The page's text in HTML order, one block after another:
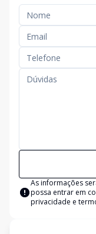
As informações
possa entrar em
privacidade e